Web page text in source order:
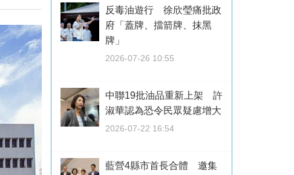
反毒油遊行 徐欣瑩痛批政
府「蓋牌、擋箭牌、抹黑
牌」
2026-07-26 10:55
中聯19批油品重新上架 許
淑華認為恐令民眾疑慮增大
2026-07-22 16:54
藍營4縣市首長合體 邀集